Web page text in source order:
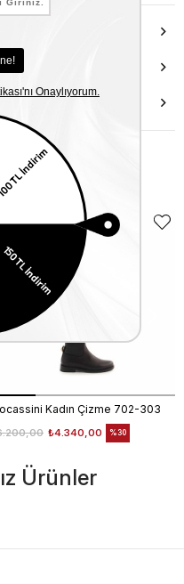
Kadın Çizme 702-303
₺4.340,00 %30
Ürünler